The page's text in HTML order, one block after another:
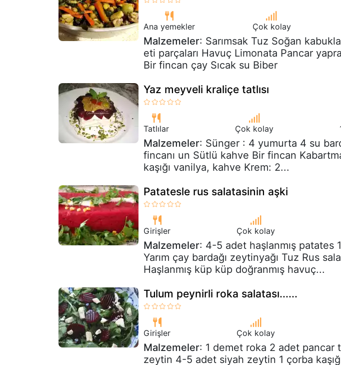
Ana yemekler Çok kolay
Malzemeler: Sarımsak Tuz Soğan
eti parçaları Havuç Limonata Pancar
Bir fincan çay Sıcak su Biber
Yaz meyveli kraliçe tatlısı
Tatlılar Çok kolay
Malzemeler: Sünger : 4 yumurta 4 su
fincanı un Sütlü kahve Bir fincan
kaşığı vanilya, kahve Krem: 2...
Patatesle rus salatasinin aşki
Girişler Çok kolay
Malzemeler: 4-5 adet haşlanmış patates
Yarım çay bardağı zeytinyağı Tuz Rus
Haşlanmış küp küp doğranmış havuç...
Tulum peynirli roka salatası......
Girişler Çok kolay
Malzemeler: 1 demet roka 2 adet pancar
zeytin 4-5 adet siyah zeytin 1 çorba